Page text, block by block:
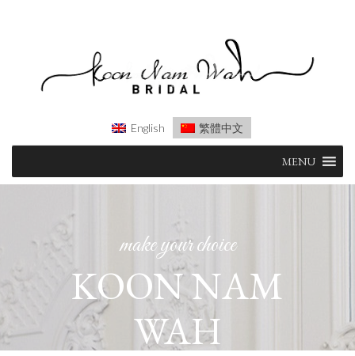
English 繁體中文
content
MENU
make your choice
KOON NAM
WAH